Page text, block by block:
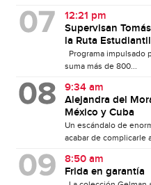
12:21 pm
Supervisan
la Ruta
Programa impulsado
suma más de 800...
9:34 am
Alejandra del
México y Cuba
Un escándalo de
acabar de complicarle
8:50 am
Frida en garantía